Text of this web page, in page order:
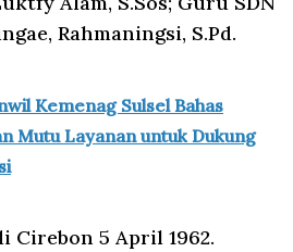
Rahmaningsi, S.Pd.
Kemenag Sulsel Bahas
Mutu Layanan untuk Dukung
5 April 1962.